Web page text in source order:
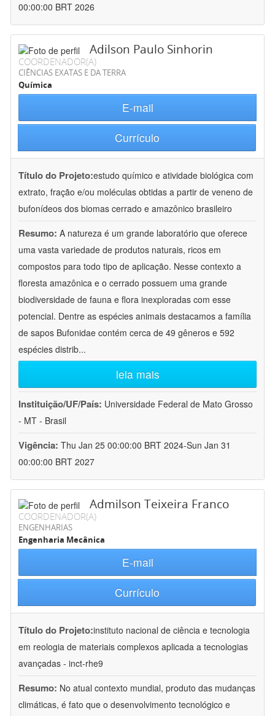
00:00:00 BRT 2026
Adilson Paulo Sinhorin
COORDENADOR(A)
CIÊNCIAS EXATAS E DA TERRA
Química
E-mail
Currículo
Título do Projeto:estudo químico e atividade biológica com
extrato, fração e/ou moléculas obtidas a partir de veneno de
bufonídeos dos biomas cerrado e amazônico brasileiro
Resumo: A natureza é um grande laboratório que oferece
uma vasta variedade de produtos naturais, ricos em
compostos para todo tipo de aplicação. Nesse contexto a
floresta amazônica e o cerrado possuem uma grande
biodiversidade de fauna e flora inexploradas com esse
potencial. Dentre as espécies animais destacamos a família
de sapos Bufonidae contém cerca de 49 gêneros e 592
espécies distrib...
leia mais
Instituição/UF/País: Universidade Federal de Mato Grosso
- MT - Brasil
Vigência: Thu Jan 25 00:00:00 BRT 2024-Sun Jan 31
00:00:00 BRT 2027
Admilson Teixeira Franco
COORDENADOR(A)
ENGENHARIAS
Engenharia Mecânica
E-mail
Currículo
Título do Projeto:instituto nacional de ciência e tecnologia
em reologia de materiais complexos aplicada a tecnologias
avançadas - inct-rhe9
Resumo: No atual contexto mundial, produto das mudanças
climáticas, é fato que o desenvolvimento tecnológico e